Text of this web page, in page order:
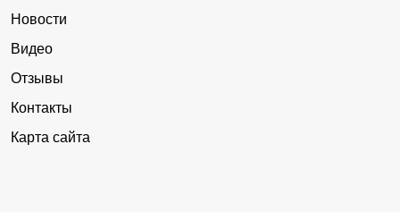
Новости
Видео
Отзывы
Контакты
Карта сайта